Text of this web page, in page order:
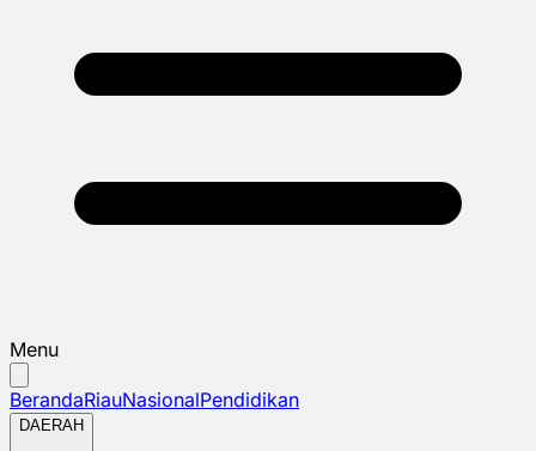
Menu
BerandaRiauNasionalPendidikan
DAERAH